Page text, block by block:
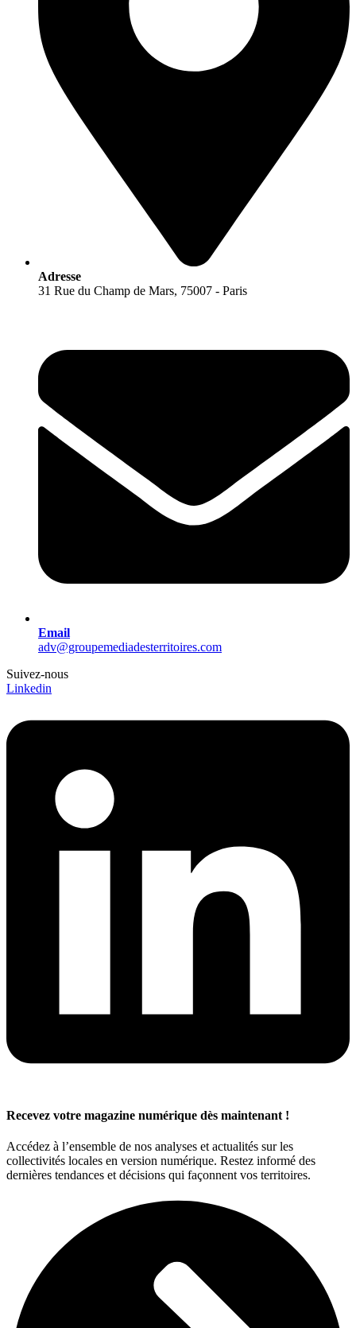
Adresse
31 Rue du Champ de Mars, 75007 - Paris
Email
adv@groupemediadesterritoires.com
Suivez-nous
Linkedin
Recevez votre magazine numérique dès maintenant !
Accédez à l’ensemble de nos analyses et actualités sur les
collectivités locales en version numérique. Restez informé des
dernières tendances et décisions qui façonnent vos territoires.